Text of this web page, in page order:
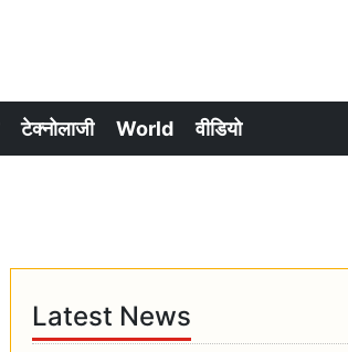
टेक्नोलाजी World वीडियो
Latest News